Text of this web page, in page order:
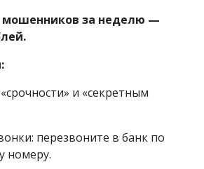
за неделю —
и «секретным
перезвоните в банк по
номеру.